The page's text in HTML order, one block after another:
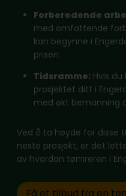
Forberedende
med omfattende
kan begynne i
prisen.
Tidsramme: Hvis
prosjektet ditt i
med økt bemanning
Ved å ta høyde for disse
neste prosjekt, er det
av hvordan tømreren i